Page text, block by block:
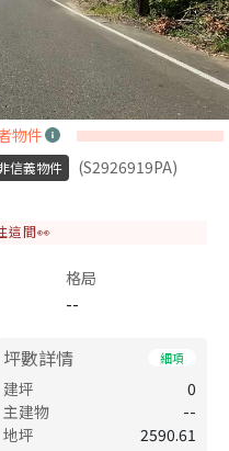
物件
信義物件
(S2926919PA)
這間👀
格局
--
坪數詳情 細項
建坪
0
主建物
--
地坪
2590.61